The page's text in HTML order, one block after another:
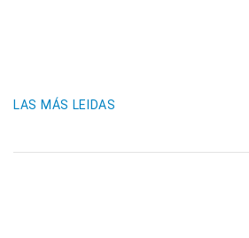
LAS MÁS LEIDAS